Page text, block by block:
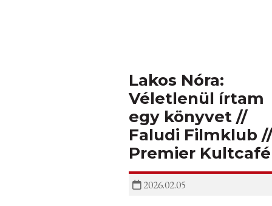
Lakos Nóra:
Véletlenül írtam
egy könyvet //
Faludi Filmklub
Premier Kultcafé
2026.02.05